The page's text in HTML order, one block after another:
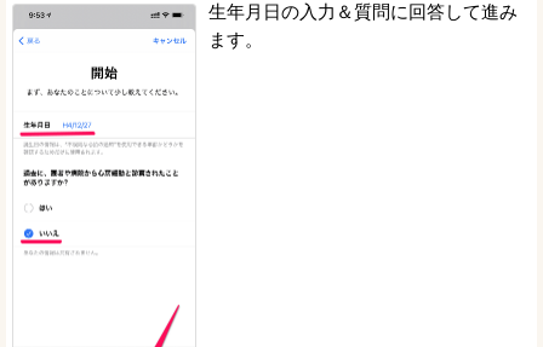
生年月日の入力＆質問に回答して進み
ます。